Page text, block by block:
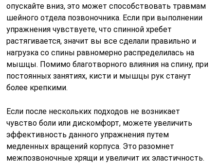
опускайте вниз, это может способствовать травмам
шейного отдела позвоночника. Если при выполнении
упражнения чувствуете, что спинной хребет
растягивается, значит вы все сделали правильно и
нагрузка со спины равномерно распределилась на
мышцы. Помимо благотворного влияния на спину, при
постоянных занятиях, кисти и мышцы рук станут
более крепкими.
Если после нескольких подходов не возникает
чувство боли или дискомфорт, можете увеличить
эффективность данного упражнения путем
медленных вращений корпуса. Это разомнет
межпозвоночные хрящи и увеличит их эластичность.